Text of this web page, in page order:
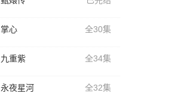
掌心 全30集
九重紫 全34集
永夜星河 全32集